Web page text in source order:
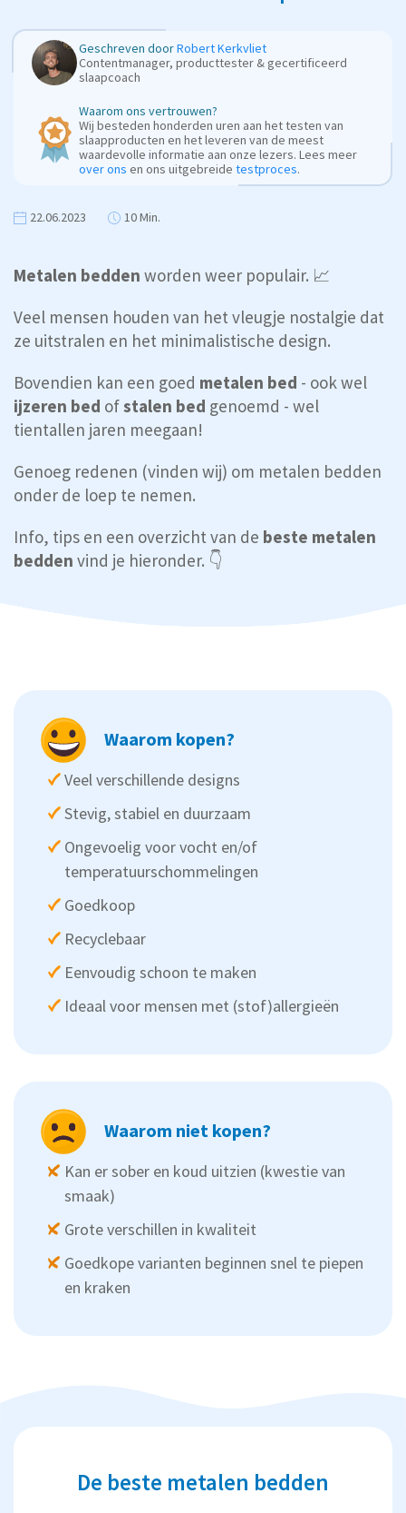
Geschreven doorRobert Kerkvliet
Contentmanager, producttester & gecertificeerd
slaapcoach
Waarom ons vertrouwen?
Wij besteden honderden uren aan het testen van
slaapproducten en het leveren van de meest
waardevolle informatie aan onze lezers. Lees meer
over ons en ons uitgebreide testproces.
22.06.2023 10 Min.
Metalen bedden worden weer populair. 📈
Veel mensen houden van het vleugje nostalgie dat
ze uitstralen en het minimalistische design.
Bovendien kan een goed metalen bed - ook wel
ijzeren bed ofstalen bed genoemd - wel
tientallen jaren meegaan!
Genoeg redenen (vinden wij) om metalen bedden
onder de loep te nemen.
Info, tips en een overzicht van de beste metalen
bedden vind je hieronder. 👇
Waarom kopen?
Veel verschillende designs
Stevig, stabiel en duurzaam
Ongevoelig voor vocht en/of
temperatuurschommelingen
Goedkoop
Recyclebaar
Eenvoudig schoon te maken
Ideaal voor mensen met (stof)allergieën
Waarom niet kopen?
Kan er sober en koud uitzien (kwestie van
smaak)
Grote verschillen in kwaliteit
Goedkope varianten beginnen snel te piepen
en kraken
De beste metalen bedden